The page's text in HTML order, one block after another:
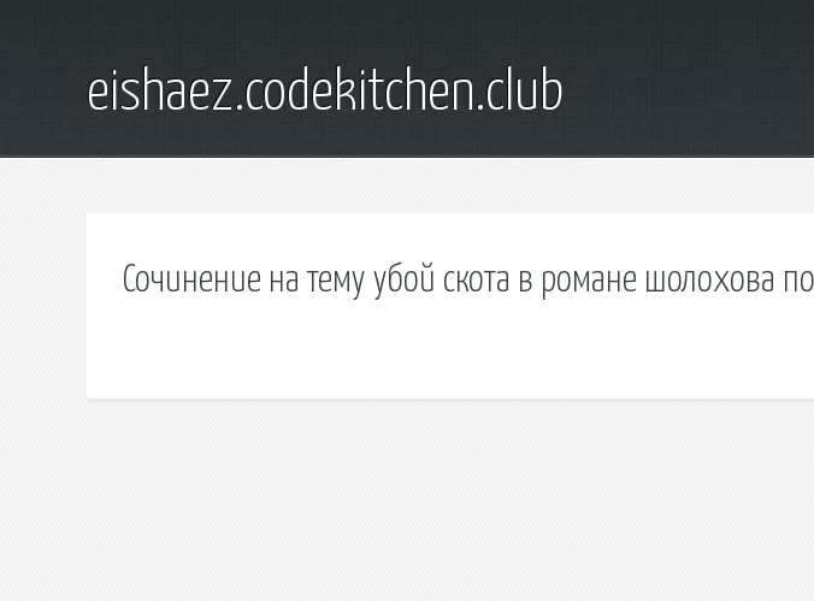
eishaez.codekitchen.club
Сочинение на тему убой скота в романе шолохова